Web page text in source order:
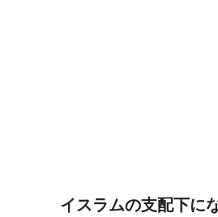
イスラムの支配下に